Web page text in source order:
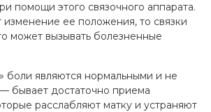
помощи этого связочного аппарата.
изменение ее положения, то связки
может вызывать болезненные
боли являются нормальными и не
бывает достаточно приема
расслабляют матку и устраняют